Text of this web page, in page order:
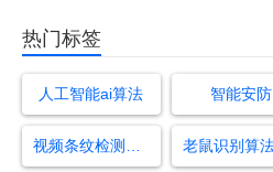
热门标签
人工智能ai算法 智能安防
视频条纹检测算法